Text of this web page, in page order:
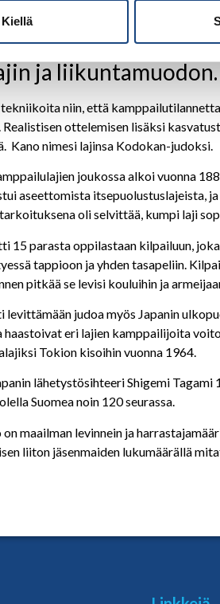
Kiellä
Japanissa
Kano muokkasi
ja
niin, että
ottelemisen lisäksi
Kano nimesi lajinsa Kodokan-judoksi.
joukossa alkoi vuonna
aseettomista itsepuo­lustuslajeista,
oli selvittää, kumpi laji
15 parasta oppilastaan kilpai­luun,
tappioon ja yhden tasapeliin.
pitkää se levisi kouluihin ja
levittämään judoa myös Japanin
haastoivat eri lajien kamppailijoita
Tokion kisoihin vuonna 1964.
lähetystösihteeri Shigemi
Suomea noin 120 seurassa.
maailman levinnein ja
liiton jäsenmaiden lukumäärällä